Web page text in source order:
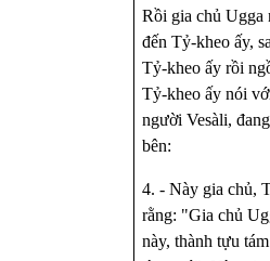
Rồi gia chủ Ugga
đến Tỷ-kheo ấy,
Tỷ-kheo ấy rồi
Tỷ-kheo ấy nói
người Vesàli,
bên:
4. - Này gia chủ,
rằng: "Gia chủ
này, thành tựu